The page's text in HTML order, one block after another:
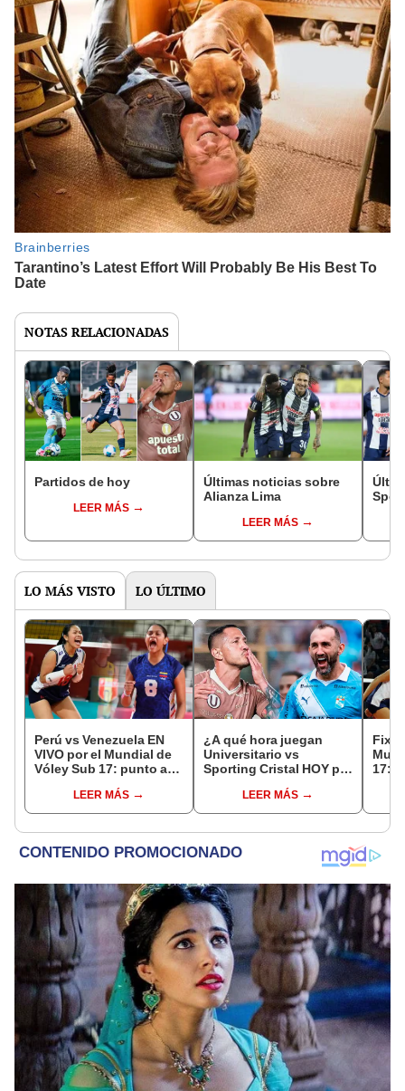
NOTAS RELACIONADAS
Partidos de hoy
LEER MÁS
Últimas noticias sobre
Alianza Lima
LEER MÁS
LO MÁS VISTO LO ÚLTIMO
Perú vs Venezuela EN
VIVO por el Mundial de
Vóley Sub 17: punto a
LEER MÁS
¿A qué hora juegan
Universitario vs
Sporting Cristal HOY por
Liga 1 2026?
LEER MÁS
17: